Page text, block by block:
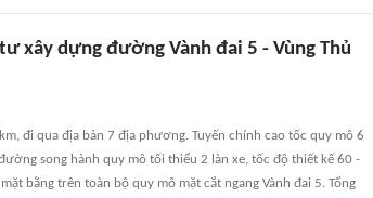
xây dựng đường Vành đai 5 - Vùng Thủ
đi qua địa bàn 7 địa phương. Tuyến chính cao tốc quy mô 6
song hành quy mô tối thiểu 2 làn xe, tốc độ thiết kế 60 -
bằng trên toàn bộ quy mô mặt cắt ngang Vành đai 5. Tổng